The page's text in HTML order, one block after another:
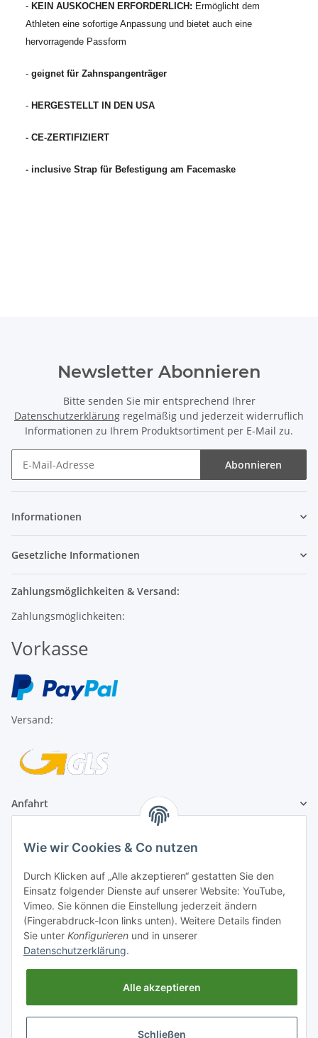
- KEIN AUSKOCHEN ERFORDERLICH: Ermöglicht dem
Athleten eine sofortige Anpassung und bietet auch eine
hervorragende Passform
- geignet für Zahnspangenträger
- HERGESTELLT IN DEN USA
- CE-ZERTIFIZIERT
- inclusive Strap für Befestigung am Facemaske
Newsletter Abonnieren
Bitte senden Sie mir entsprechend Ihrer
Datenschutzerklärung regelmäßig und jederzeit widerruflich
Informationen zu Ihrem Produktsortiment per E-Mail zu.
Abonnieren
Informationen
Gesetzliche Informationen
Zahlungsmöglichkeiten & Versand:
Zahlungsmöglichkeiten:
Vorkasse
Versand:
Anfahrt
1A Football Angebote
1A-Football ist
registrierter Partner:
Wie wir Cookies & Co nutzen
Durch Klicken auf „Alle akzeptieren“ gestatten Sie den
Einsatz folgender Dienste auf unserer Website: YouTube,
Vimeo. Sie können die Einstellung jederzeit ändern
(Fingerabdruck-Icon links unten). Weitere Details finden
Sie unter Konfigurieren und in unserer
Datenschutzerklärung.
Alle akzeptieren
Schließen